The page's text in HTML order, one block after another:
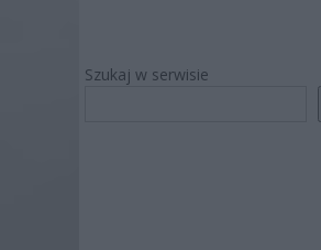
Szukaj w serwisie